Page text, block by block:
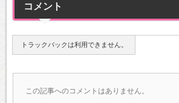
コメント
トラックバックは利用できません。
この記事へのコメントはありません。